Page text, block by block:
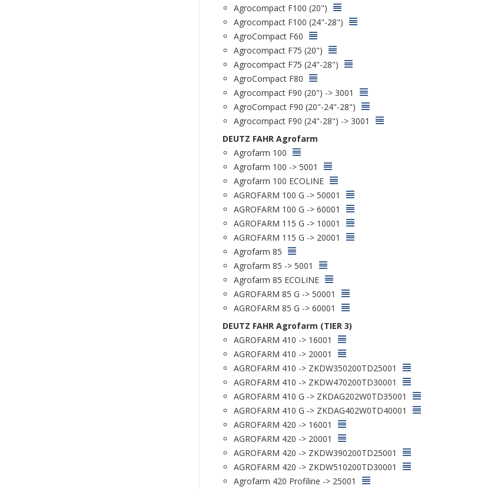
Agrocompact F100 (20")
Agrocompact F100 (24"-28")
AgroCompact F60
Agrocompact F75 (20")
Agrocompact F75 (24"-28")
AgroCompact F80
Agrocompact F90 (20") -> 3001
AgroCompact F90 (20"-24"-28")
Agrocompact F90 (24"-28") -> 3001
DEUTZ FAHR Agrofarm
Agrofarm 100
Agrofarm 100 -> 5001
Agrofarm 100 ECOLINE
AGROFARM 100 G -> 50001
AGROFARM 100 G -> 60001
AGROFARM 115 G -> 10001
AGROFARM 115 G -> 20001
Agrofarm 85
Agrofarm 85 -> 5001
Agrofarm 85 ECOLINE
AGROFARM 85 G -> 50001
AGROFARM 85 G -> 60001
DEUTZ FAHR Agrofarm (TIER 3)
AGROFARM 410 -> 16001
AGROFARM 410 -> 20001
AGROFARM 410 -> ZKDW350200TD25001
AGROFARM 410 -> ZKDW470200TD30001
AGROFARM 410 G -> ZKDAG202W0TD35001
AGROFARM 410 G -> ZKDAG402W0TD40001
AGROFARM 420 -> 16001
AGROFARM 420 -> 20001
AGROFARM 420 -> ZKDW390200TD25001
AGROFARM 420 -> ZKDW510200TD30001
Agrofarm 420 Profiline -> 25001